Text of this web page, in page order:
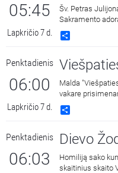
05:45
Lapkričio 7 d.
Šv. Petras
Sakramento
pasaulio
Penktadienis
06:00
Lapkričio 7 d.
Malda
vakare
Penktadienis
06:03
Dievo
Homiliją sako
skaitinius skaito